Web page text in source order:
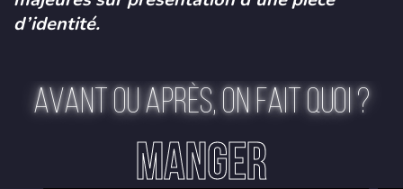
d’identité.
AVANT OU APRÈS, ON FAIT QUOI ?
MANGER